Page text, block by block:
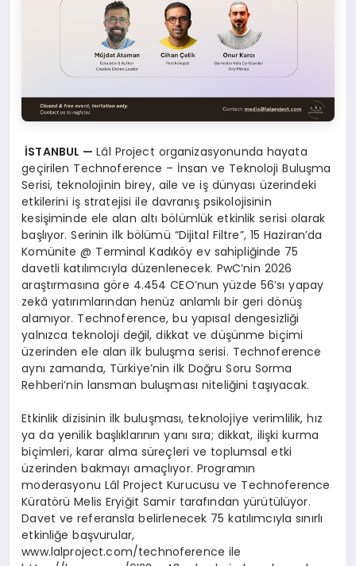
İSTANBUL —Lâl Project organizasyonunda hayata
geçirilen Technoference – İnsan ve Teknoloji Buluşma
Serisi, teknolojinin birey, aile ve iş dünyası üzerindeki
etkilerini iş stratejisi ile davranış psikolojisinin
kesişiminde ele alan altı bölümlük etkinlik serisi olarak
başlıyor. Serinin ilk bölümü “Dijital Filtre”, 15 Haziran’da
Komünite @ Terminal Kadıköy ev sahipliğinde 75
davetli katılımcıyla düzenlenecek. PwC’nin 2026
araştırmasına göre 4.454 CEO’nun yüzde 56’sı yapay
zekâ yatırımlarından henüz anlamlı bir geri dönüş
alamıyor. Technoference, bu yapısal dengesizliği
yalnızca teknoloji değil, dikkat ve düşünme biçimi
üzerinden ele alan ilk buluşma serisi. Technoference
aynı zamanda, Türkiye’nin ilk Doğru Soru Sorma
Rehberi’nin lansman buluşması niteliğini taşıyacak.
Etkinlik dizisinin ilk buluşması, teknolojiye verimlilik, hız
ya da yenilik başlıklarının yanı sıra; dikkat, ilişki kurma
biçimleri, karar alma süreçleri ve toplumsal etki
üzerinden bakmayı amaçlıyor. Programın
moderasyonu Lâl Project Kurucusu ve Technoference
Küratörü Melis Eryiğit Samir tarafından yürütülüyor.
Davet ve referansla belirlenecek 75 katılımcıyla sınırlı
etkinliğe başvurular,
www.lalproject.com/technoference ile